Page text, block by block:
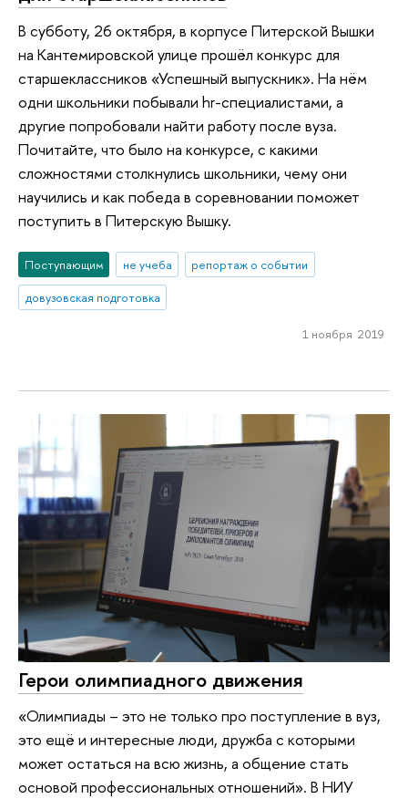
В субботу, 26 октября, в корпусе Питерской Вышки
на Кантемировской улице прошёл конкурс для
старшеклассников «Успешный выпускник». На нём
одни школьники побывали hr-специалистами, а
другие попробовали найти работу после вуза.
Почитайте, что было на конкурсе, с какими
сложностями столкнулись школьники, чему они
научились и как победа в соревновании поможет
поступить в Питерскую Вышку.
Поступающим не учеба
репортаж о событии
довузовская подготовка
1 ноября 2019
Герои олимпиадного движения
«Олимпиады – это не только про поступление в вуз,
это ещё и интересные люди, дружба с которыми
может остаться на всю жизнь, а общение стать
основой профессиональных отношений». В НИУ